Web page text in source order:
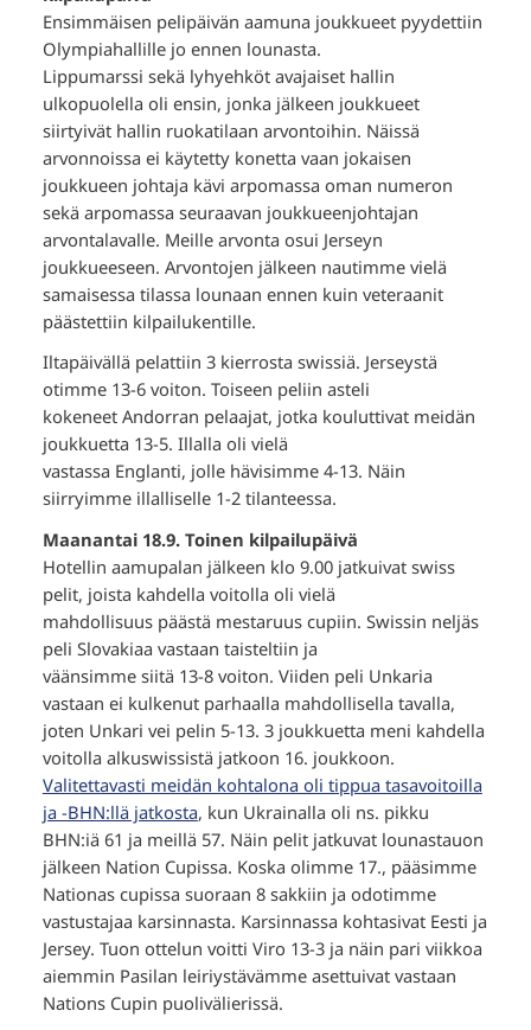
Ensimmäisen pelipäivän aamuna joukkueet pyydettiin
Olympiahallille jo ennen lounasta.
Lippumarssi sekä lyhyehköt avajaiset hallin
ulkopuolella oli ensin, jonka jälkeen joukkueet
siirtyivät hallin ruokatilaan arvontoihin. Näissä
arvonnoissa ei käytetty konetta vaan jokaisen
joukkueen johtaja kävi arpomassa oman numeron
sekä arpomassa seuraavan joukkueenjohtajan
arvontalavalle. Meille arvonta osui Jerseyn
joukkueeseen. Arvontojen jälkeen nautimme vielä
samaisessa tilassa lounaan ennen kuin veteraanit
päästettiin kilpailukentille.
Iltapäivällä pelattiin 3 kierrosta swissiä. Jerseystä
otimme 13-6 voiton. Toiseen peliin asteli
kokeneet Andorran pelaajat, jotka kouluttivat meidän
joukkuetta 13-5. Illalla oli vielä
vastassa Englanti, jolle hävisimme 4-13. Näin
siirryimme illalliselle 1-2 tilanteessa.
Maanantai 18.9. Toinen kilpailupäivä
Hotellin aamupalan jälkeen klo 9.00 jatkuivat swiss
pelit, joista kahdella voitolla oli vielä
mahdollisuus päästä mestaruus cupiin. Swissin neljäs
peli Slovakiaa vastaan taisteltiin ja
väänsimme siitä 13-8 voiton. Viiden peli Unkaria
vastaan ei kulkenut parhaalla mahdollisella tavalla,
joten Unkari vei pelin 5-13. 3 joukkuetta meni kahdella
voitolla alkuswissistä jatkoon 16. joukkoon.
Valitettavasti meidän kohtalona oli tippua tasavoitoilla
ja -BHN:llä jatkosta, kun Ukrainalla oli ns. pikku
BHN:iä 61 ja meillä 57. Näin pelit jatkuvat lounastauon
jälkeen Nation Cupissa. Koska olimme 17., pääsimme
Nationas cupissa suoraan 8 sakkiin ja odotimme
vastustajaa karsinnasta. Karsinnassa kohtasivat Eesti ja
Jersey. Tuon ottelun voitti Viro 13-3 ja näin pari viikkoa
aiemmin Pasilan leiriystävämme asettuivat vastaan
Nations Cupin puolivälierissä.